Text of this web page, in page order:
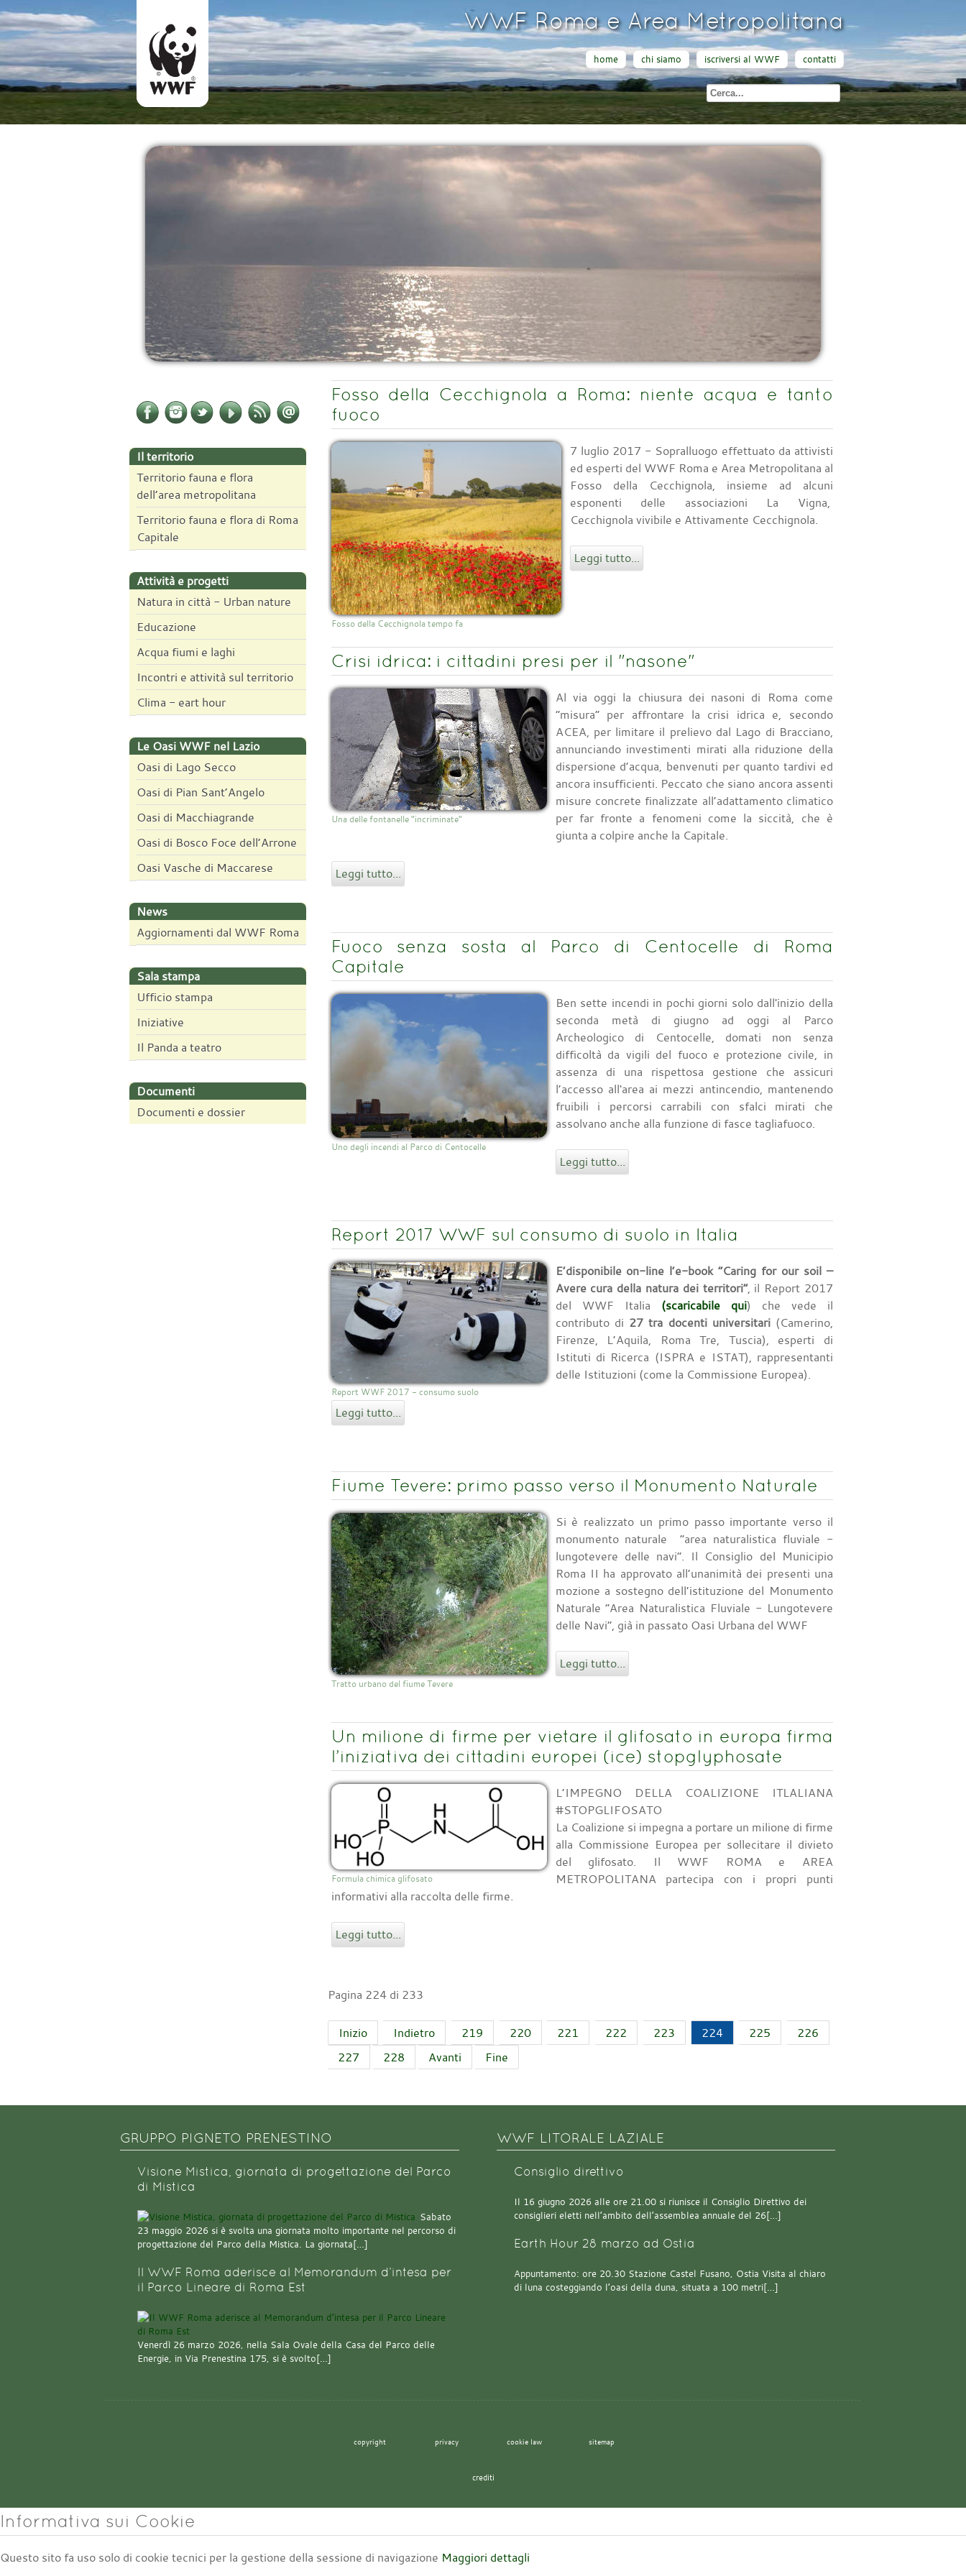
WWF Roma e Area Metropolitana
home chi siamo iscriversi al WWF contatti
Il territorio
Territorio fauna e flora
dell’area metropolitana
Territorio fauna e flora di Roma
Capitale
Attività e progetti
Natura in città - Urban nature
Educazione
Acqua fiumi e laghi
Incontri e attività sul territorio
Clima - eart hour
Le Oasi WWF nel Lazio
Oasi di Lago Secco
Oasi di Pian Sant’Angelo
Oasi di Macchiagrande
Oasi di Bosco Foce dell’Arrone
Oasi Vasche di Maccarese
News
Aggiornamenti dal WWF Roma
Sala stampa
Ufficio stampa
Iniziative
Il Panda a teatro
Documenti
Documenti e dossier
Fosso della Cecchignola a Roma: niente acqua e tanto
fuoco
Fosso della Cecchignola tempo fa
7 luglio 2017 - Sopralluogo effettuato da attivisti
ed esperti del WWF Roma e Area Metropolitana al
Fosso della Cecchignola, insieme ad alcuni
esponenti delle associazioni La Vigna,
Cecchignola vivibile e Attivamente Cecchignola.
Leggi tutto...
Crisi idrica: i cittadini presi per il "nasone"
Una delle fontanelle "incriminate"
Al via oggi la chiusura dei nasoni di Roma come
“misura” per affrontare la crisi idrica e, secondo
ACEA, per limitare il prelievo dal Lago di Bracciano,
annunciando investimenti mirati alla riduzione della
dispersione d’acqua, benvenuti per quanto tardivi ed
ancora insufficienti. Peccato che siano ancora assenti
misure concrete finalizzate all’adattamento climatico
per far fronte a fenomeni come la siccità, che è
giunta a colpire anche la Capitale.
Leggi tutto...
Fuoco senza sosta al Parco di Centocelle di Roma
Capitale
Uno degli incendi al Parco di Centocelle
Ben sette incendi in pochi giorni solo dall'inizio della
seconda metà di giugno ad oggi al Parco
Archeologico di Centocelle, domati non senza
difficoltà da vigili del fuoco e protezione civile, in
assenza di una rispettosa gestione che assicuri
l’accesso all'area ai mezzi antincendio, mantenendo
fruibili i percorsi carrabili con sfalci mirati che
assolvano anche alla funzione di fasce tagliafuoco.
Leggi tutto...
Report 2017 WWF sul consumo di suolo in Italia
Report WWF 2017 - consumo suolo
E’disponibile on-line l’e-book “Caring for our soil –
Avere cura della natura dei territori”, il Report 2017
del WWF Italia (scaricabile qui) che vede il
contributo di 27 tra docenti universitari(Camerino,
Firenze, L’Aquila, Roma Tre, Tuscia), esperti di
Istituti di Ricerca (ISPRA e ISTAT), rappresentanti
delle Istituzioni (come la Commissione Europea).
Leggi tutto...
Fiume Tevere: primo passo verso il Monumento Naturale
Tratto urbano del fiume Tevere
Si è realizzato un primo passo importante verso il
monumento naturale “area naturalistica fluviale -
lungotevere delle navi”. Il Consiglio del Municipio
Roma II ha approvato all’unanimità dei presenti una
mozione a sostegno dell’istituzione del Monumento
Naturale “Area Naturalistica Fluviale - Lungotevere
delle Navi”, già in passato Oasi Urbana del WWF
Leggi tutto...
Un milione di firme per vietare il glifosato in europa firma
l’iniziativa dei cittadini europei (ice) stopglyphosate
Formula chimica glifosato
L’IMPEGNO DELLA COALIZIONE ITLALIANA
#STOPGLIFOSATO
La Coalizione si impegna a portare un milione di firme
alla Commissione Europea per sollecitare il divieto
del glifosato. Il WWF ROMA e AREA
METROPOLITANA partecipa con i propri punti
informativi alla raccolta delle firme.
Leggi tutto...
Pagina 224 di 233
Inizio Indietro 219 220 221 222 223 224 225
226
227
228 Avanti Fine
GRUPPO PIGNETO PRENESTINO
Visione Mistica, giornata di progettazione del Parco
di Mistica
Sabato
23 maggio 2026 si è svolta una giornata molto importante nel percorso di
progettazione del Parco della Mistica. La giornata[…]
Il WWF Roma aderisce al Memorandum d’intesa per
il Parco Lineare di Roma Est
Venerdì 26 marzo 2026, nella Sala Ovale della Casa del Parco delle
Energie, in Via Prenestina 175, si è svolto[…]
WWF LITORALE LAZIALE
Consiglio direttivo
Il 16 giugno 2026 alle ore 21.00 si riunisce il Consiglio Direttivo dei
consiglieri eletti nell’ambito dell’assemblea annuale del 26[…]
Earth Hour 28 marzo ad Ostia
Appuntamento: ore 20.30 Stazione Castel Fusano, Ostia Visita al chiaro
di luna costeggiando l’oasi della duna, situata a 100 metri[…]
copyright privacy cookie law sitemap
crediti
Informativa sui Cookie
Questo sito fa uso solo di cookie tecnici per la gestione della sessione di navigazione Maggiori dettagli